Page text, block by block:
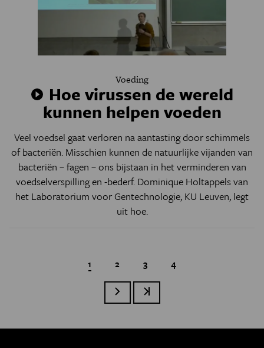
Voeding
Hoe virussen de wereld
kunnen helpen voeden
Veel voedsel gaat verloren na aantasting door schimmels
of bacteriën. Misschien kunnen de natuurlijke vijanden van
bacteriën – fagen – ons bijstaan in het verminderen van
voedselverspilling en -bederf. Dominique Holtappels van
het Laboratorium voor Gentechnologie, KU Leuven, legt
uit hoe.
Paginatie
Huidige pagina
1 Page
2 Page
3 Page
4
Volgende paginaLaatste pagina